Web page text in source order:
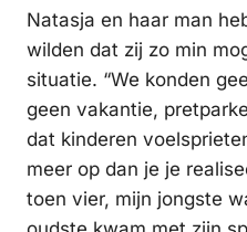
Natasja en haar man
wilden dat zij zo min
situatie. “We konden
geen vakantie,
dat kinderen
meer op dan je je
toen vier, mijn jongste